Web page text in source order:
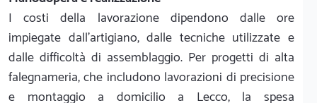
I costi della lavorazione dipendono dalle ore
impiegate dall'artigiano, dalle tecniche utilizzate e
dalle difficoltà di assemblaggio. Per progetti di alta
falegnameria, che includono lavorazioni di precisione
e montaggio a domicilio a Lecco, la spesa